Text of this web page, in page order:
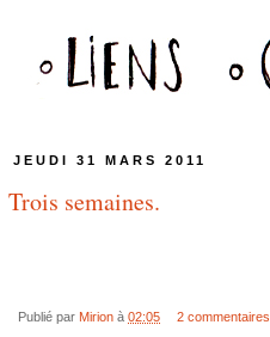
JEUDI 31 MARS 2011
Trois semaines.
Publié par Mirion à 02:05 2 commentaires